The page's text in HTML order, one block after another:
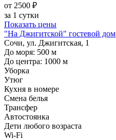
от 2500 ₽
за 1 сутки
Показать цены
"На Джигитской" гостевой дом
Сочи, ул. Джигитская, 1
До моря: 500 м
До центра: 1000 м
Уборка
Утюг
Кухня в номере
Смена белья
Трансфер
Автостоянка
Дети любого возраста
Wi-Fi